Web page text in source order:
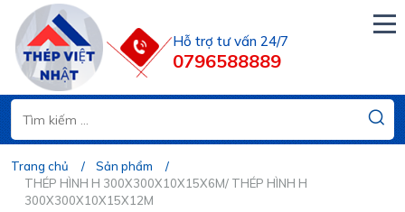
Hỗ trợ tư vấn 24/7
0796588889
Trang chủ
Sản phẩm
THÉP HÌNH H 300X300X10X15X6M/ THÉP HÌNH H
300X300X10X15X12M